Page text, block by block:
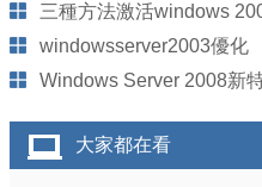
三種方法激活windows
windowsserver2003優化
Windows Server 2008新
大家都在看